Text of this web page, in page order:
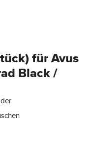
für Avus
Black /